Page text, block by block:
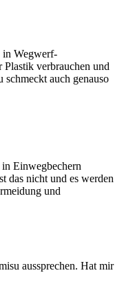
in Wegwerf-
verbrauchen und
auch genauso
in Einwegbechern
das nicht und es werden
und
aussprechen. Hat mir